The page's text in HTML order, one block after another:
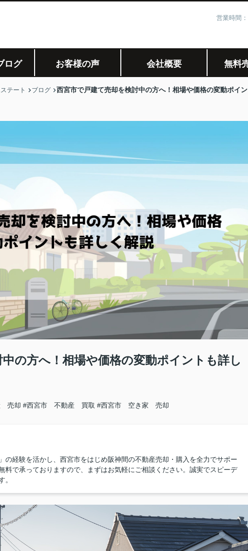
営業時間
ログ お客様の声 会社概要 無料
テート ブログ 西宮市で戸建て売却を検討中の方へ！相場や価格の変動ポイ
の方へ！相場や価格の変動ポイントも詳し
売却 #西宮市 不動産 買取 #西宮市 空き家 売却
の経験を活かし、西宮市をはじめ阪神間の不動産売却・購入を全力でサポー
料で承っておりますので、まずはお気軽にご相談ください。誠実でスピーデ
。